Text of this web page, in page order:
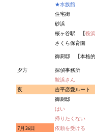
★水族館
住宅街
砂浜
桜ヶ谷駅 【鞍
さくら保育園
御厨邸 【本格的
夕方
探偵事務所
鞍浜さん
夜
吉平恋愛ルート
御厨邸
はい
帰りたくない
7月26日
依頼を受ける